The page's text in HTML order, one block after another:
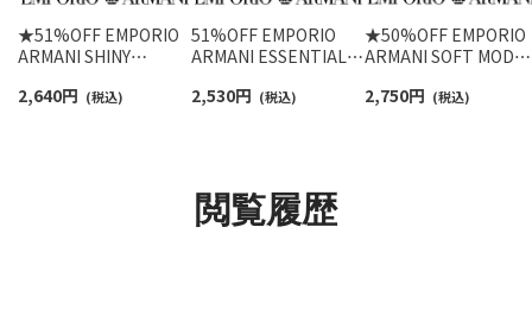
★51%OFF EMPORIO
ARMANI SHINY
ャイニーロゴバンド ボ
2,640円 (税込)
51%OFF EMPORIO
ARMANI ESSENTIAL
ファイバー ボクサーパ
2,530円 (税込)
★50%OFF EMPORIO
ARMANI SOFT
ーパンツ 前閉じ EUサ
2,750円 (税込)
閲覧履歴